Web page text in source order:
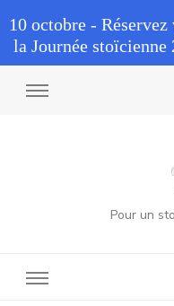
Pour un
10 octobre - Réservez
la Journée stoïcienne